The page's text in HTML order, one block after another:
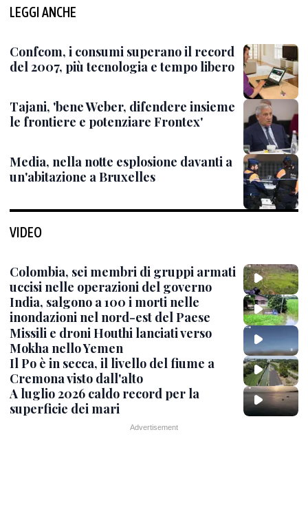
LEGGI ANCHE
Confcom, i consumi superano il record
del 2007, più tecnologia e tempo libero
Tajani, 'bene Weber, difendere insieme
le frontiere e potenziare Frontex'
Media, nella notte esplosione davanti a
un'abitazione a Bruxelles
VIDEO
Colombia, sei membri di gruppi armati
uccisi nelle operazioni del governo
India, salgono a 100 i morti nelle
inondazioni nel nord-est del Paese
Missili e droni Houthi lanciati verso
Mokha nello Yemen
Il Po è in secca, il livello del fiume a
Cremona visto dall'alto
A luglio 2026 caldo record per la
superficie dei mari